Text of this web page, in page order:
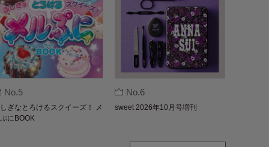
No.5
ぎなとろけるスクイーズ！ メ
にBOOK
No.6
sweet 2026年10月号増刊